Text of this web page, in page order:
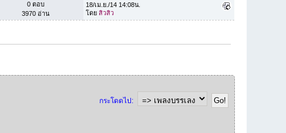
0 ตอบ
3970 อ่าน
18/เม.ย./14 14:08น.
โดยสิวสิว
กระโดดไป: